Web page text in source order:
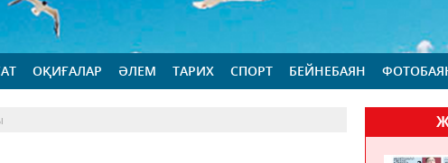
ОҚИҒАЛАР ӘЛЕМ ТАРИХ СПОРТ БЕЙНЕБАЯН